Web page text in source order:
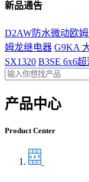
新品通告
D2AW防水微动欧
姆龙继电器 G9KA
SX1320 B3SE 6x6
产品中心
Product Center